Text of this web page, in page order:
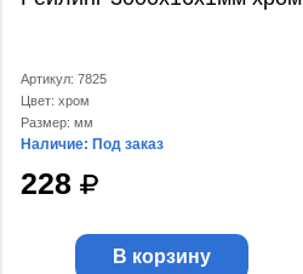
Артикул: 7825
Цвет: хром
Размер: мм
Наличие: Под заказ
228
В корзину